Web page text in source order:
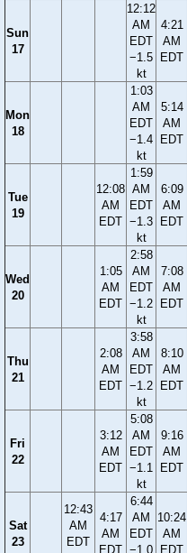
Sun
17
12:12
AM
EDT
−1.5
kt
4:21
AM
EDT
Mon
18
1:03
AM
EDT
−1.4
kt
5:14
AM
EDT
Tue
19
12:08
AM
EDT
1:59
AM
EDT
−1.3
kt
6:09
AM
EDT
Wed
20
1:05
AM
EDT
2:58
AM
EDT
−1.2
kt
7:08
AM
EDT
Thu
21
2:08
AM
EDT
3:58
AM
EDT
−1.2
kt
8:10
AM
EDT
Fri
22
3:12
AM
EDT
5:08
AM
EDT
−1.1
kt
9:16
AM
EDT
Sat
23
12:43
AM
EDT
4:17
AM
EDT
6:44
AM
EDT
−1.0
10:24
AM
EDT